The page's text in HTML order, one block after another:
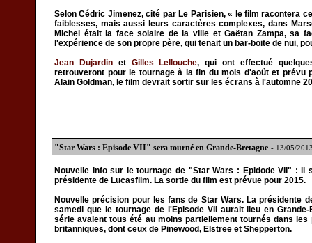
Selon Cédric Jimenez, cité par Le Parisien, « le film racontera
faiblesses, mais aussi leurs caractères complexes, dans
Michel était la face solaire de la ville et Gaëtan Zampa, sa
l'expérience de son propre père, qui tenait un bar-boite de nui,
Jean Dujardinet Gilles Lellouche, qui ont effectué
retrouveront pour le tournage à la fin du mois d'août et prévu
Alain Goldman, le film devrait sortir sur les écrans à l'automne
"Star Wars : Episode VII" sera tourné en Grande-Bretagne - 13/05/
Nouvelle info sur le tournage de "Star Wars : Epidode VII" : il
présidente de Lucasfilm. La sortie du film est prévue pour 2015.
Nouvelle précision pour les fans de Star Wars. La présidente
samedi que le tournage de l'Episode VII aurait lieu en
série avaient tous été au moins partiellement tournés dans
britanniques, dont ceux de Pinewood, Elstree et Shepperton.